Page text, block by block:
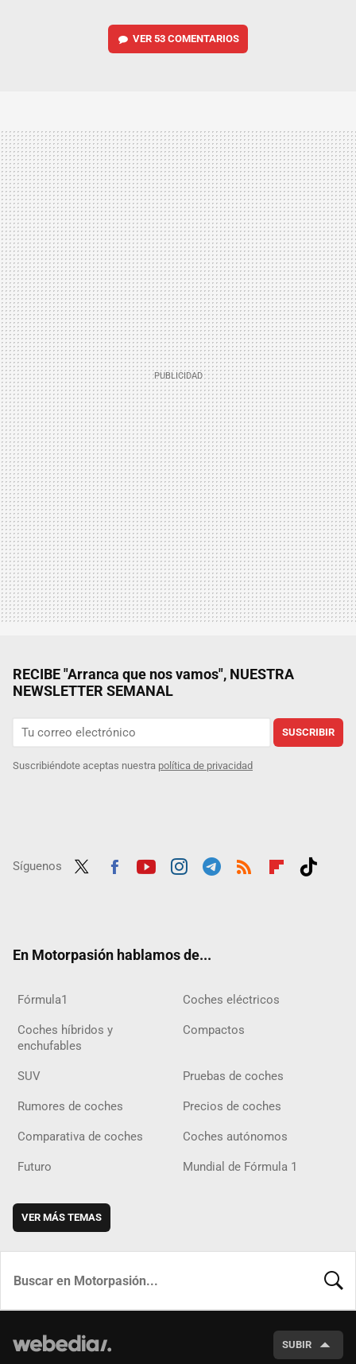
VER 53 COMENTARIOS
RECIBE "Arranca que nos vamos", NUESTRA
NEWSLETTER SEMANAL
SUSCRIBIR
Suscribiéndote aceptas nuestra política de privacidad
Síguenos
En Motorpasión hablamos de...
Fórmula1 Coches eléctricos
Coches híbridos y
enchufables
Compactos
SUV Pruebas de coches
Rumores de coches Precios de coches
Comparativa de coches Coches autónomos
Futuro Mundial de Fórmula 1
VER MÁS TEMAS
SUBIR